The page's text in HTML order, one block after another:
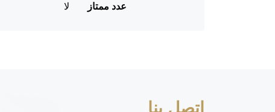
عدد ممتاز
لا
اتصل بنا